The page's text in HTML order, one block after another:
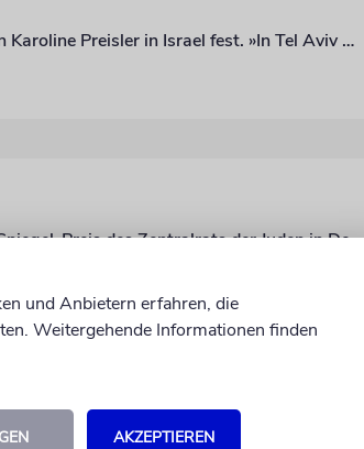
Aufgrund des Krieges saß die Aktivistin und FDP-Politikerin Karoline Preisler in Israel fest. »In Tel Aviv wurde jedes Telefonat, jede E-Mail, jede Dusche und jede Mahlzeit von Alarmen unterbrochen.«
Am Mittwochabend wurde Karoline Preisler mit dem Paul-Spiegel-Preis des Zentralrats der Juden in Deutschland ausgezeichnet. Wir dokumentieren ihre Dankesrede
und Anbietern erfahren, die
Weitergehende Informationen finden
AKZEPTIEREN